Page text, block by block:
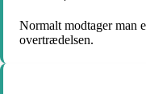
Normalt modtager man
overtrædelsen.